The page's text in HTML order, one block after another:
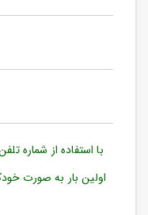
کاربری
ثبت
بازیابی
رمز
با استفاده از شماره
اولین بار به صورت